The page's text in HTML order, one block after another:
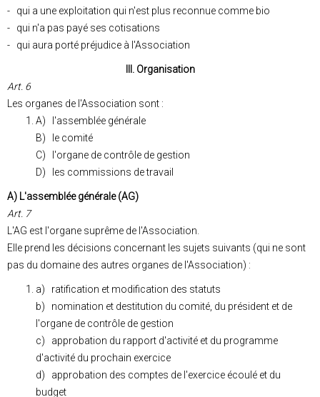
- qui a une exploitation qui n'est plus reconnue comme bio
- qui n'a pas payé ses cotisations
- qui aura porté préjudice à l'Association
III. Organisation
Art. 6
Les organes de l'Association sont :
A) l'assemblée générale
B) le comité
C) l'organe de contrôle de gestion
D) les commissions de travail
A) L'assemblée générale (AG)
Art. 7
L'AG est l'organe suprême de l'Association.
Elle prend les décisions concernant les sujets suivants (qui ne sont
pas du domaine des autres organes de l'Association) :
a) ratification et modification des statuts
b) nomination et destitution du comité, du président et de
l'organe de contrôle de gestion
c) approbation du rapport d'activité et du programme
d'activité du prochain exercice
d) approbation des comptes de l'exercice écoulé et du
budget